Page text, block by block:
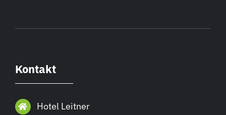
Kontakt
Hotel Leitner